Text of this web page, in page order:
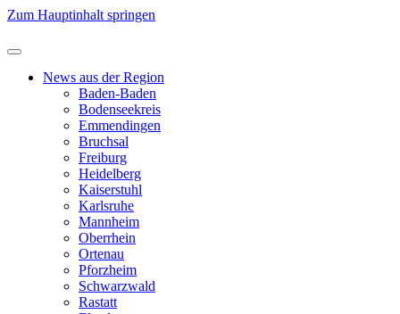
Zum Hauptinhalt springen
News aus der Region
Baden-Baden
Bodenseekreis
Emmendingen
Bruchsal
Freiburg
Heidelberg
Kaiserstuhl
Karlsruhe
Mannheim
Oberrhein
Ortenau
Pforzheim
Schwarzwald
Rastatt